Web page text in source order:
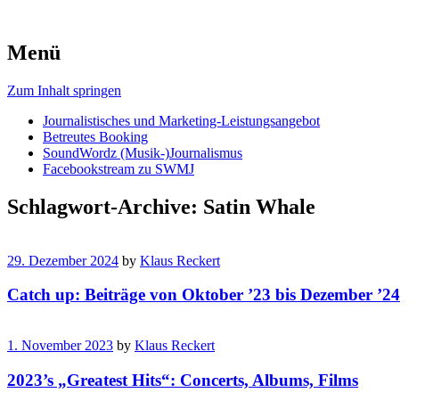
Menü
Zum Inhalt springen
Journalistisches und Marketing-Leistungsangebot
Betreutes Booking
SoundWordz (Musik-)Journalismus
Facebookstream zu SWMJ
Schlagwort-Archive: Satin Whale
29. Dezember 2024 by Klaus Reckert
Catch up: Beiträge von Oktober ’23 bis Dezember ’24
1. November 2023 by Klaus Reckert
2023’s „Greatest Hits“: Concerts, Albums, Films